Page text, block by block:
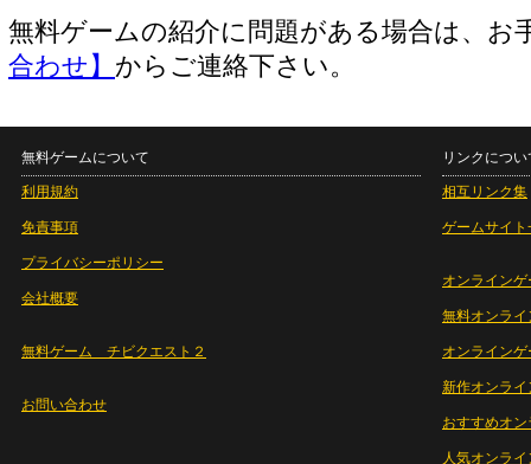
無料ゲームの紹介に問題がある場合は、お
合わせ】 からご連絡下さい。
無料ゲームについて
利用規約
免責事項
プライバシーポリシー
会社概要
無料ゲーム チビクエスト２
お問い合わせ
リンクについ
相互リンク集
ゲームサイト
オンラインゲ
無料オンライ
オンライン
新作オンライ
おすすめオ
人気オンラ